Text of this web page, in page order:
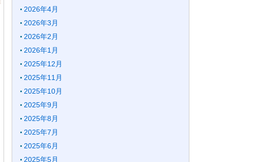
2026年4月
2026年3月
2026年2月
2026年1月
2025年12月
2025年11月
2025年10月
2025年9月
2025年8月
2025年7月
2025年6月
2025年5月